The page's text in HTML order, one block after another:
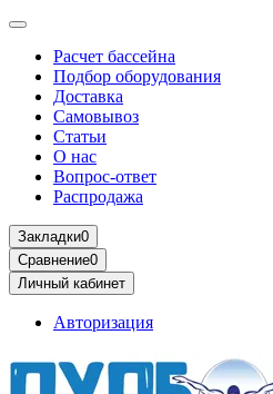
Расчет бассейна
Подбор оборудования
Доставка
Самовывоз
Статьи
О нас
Вопрос-ответ
Распродажа
Закладки0
Сравнение0
Личный кабинет
Авторизация